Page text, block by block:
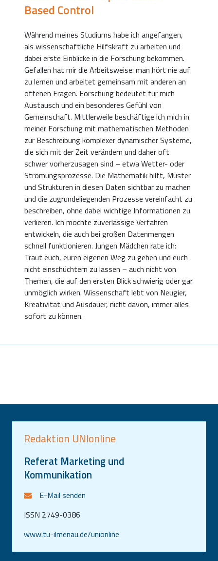
Based Control
Während meines Studiums habe ich angefangen,
als wissenschaftliche Hilfskraft zu arbeiten und
dabei erste Einblicke in die Forschung bekommen.
Gefallen hat mir die Arbeitsweise: man hört nie auf
zu lernen und arbeitet gemeinsam mit anderen an
offenen Fragen. Forschung bedeutet für mich
Austausch und ein besonderes Gefühl von
Gemeinschaft. Mittlerweile beschäftige ich mich in
meiner Forschung mit mathematischen Methoden
zur Beschreibung komplexer dynamischer Systeme,
die sich mit der Zeit verändern und daher oft
schwer vorherzusagen sind – etwa Wetter- oder
Strömungsprozesse. Die Mathematik hilft, Muster
und Strukturen in diesen Daten sichtbar zu machen
und die zugrundeliegenden Prozesse vereinfacht zu
beschreiben, ohne dabei wichtige Informationen zu
verlieren. Ich möchte zuverlässige Verfahren
entwickeln, die auch bei großen Datenmengen
schnell funktionieren. Jungen Mädchen rate ich:
Traut euch, euren eigenen Weg zu gehen und euch
nicht einschüchtern zu lassen – auch nicht von
Themen, die auf den ersten Blick schwierig oder gar
unmöglich wirken. Wissenschaft lebt von Neugier,
Kreativität und Ausdauer, nicht davon, immer alles
sofort zu können.
Redaktion UNIonline
Referat Marketing und
Kommunikation
E-Mail senden
www.tu-ilmenau.de/unionline
ISSN 2749-0386